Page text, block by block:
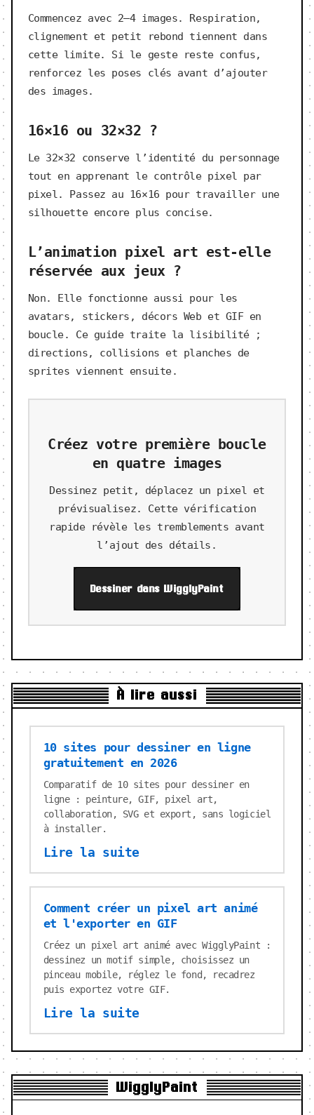
Commencez avec 2–4 images. Respiration,
clignement et petit rebond tiennent dans
cette limite. Si le geste reste confus,
renforcez les poses clés avant d’ajouter
des images.
16×16 ou 32×32 ?
Le 32×32 conserve l’identité du personnage
tout en apprenant le contrôle pixel par
pixel. Passez au 16×16 pour travailler une
silhouette encore plus concise.
L’animation pixel art est-elle
réservée aux jeux ?
Non. Elle fonctionne aussi pour les
avatars, stickers, décors Web et GIF en
boucle. Ce guide traite la lisibilité ;
directions, collisions et planches de
sprites viennent ensuite.
Créez votre première boucle
en quatre images
Dessinez petit, déplacez un pixel et
prévisualisez. Cette vérification
rapide révèle les tremblements avant
l’ajout des détails.
Dessiner dans WigglyPaint
À lire aussi
10 sites pour dessiner en ligne
gratuitement en 2026
Comparatif de 10 sites pour dessiner en
ligne : peinture, GIF, pixel art,
collaboration, SVG et export, sans logiciel
à installer.
Lire la suite
Comment créer un pixel art animé
et l'exporter en GIF
Créez un pixel art animé avec WigglyPaint :
dessinez un motif simple, choisissez un
pinceau mobile, réglez le fond, recadrez
puis exportez votre GIF.
Lire la suite
WigglyPaint